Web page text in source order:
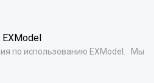
по использованию EXModel. Мы